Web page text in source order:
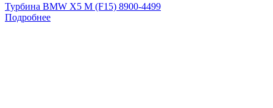
Турбина BMW X5 M (F15) 8900-4499
Подробнее